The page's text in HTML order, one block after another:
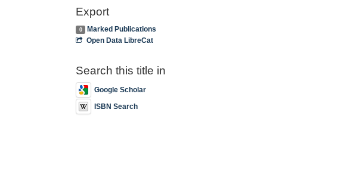
Export
0
Marked Publications
Open Data LibreCat
Search this title in
Google Scholar
ISBN Search